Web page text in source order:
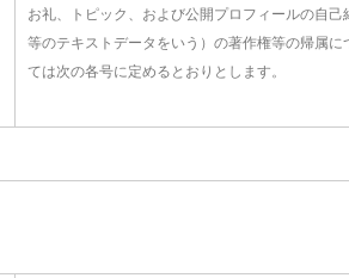
お礼、トピック、および公開プロフィールの自己
等のテキストデータをいう）の著作権等の帰属に
ては次の各号に定めるとおりとします。